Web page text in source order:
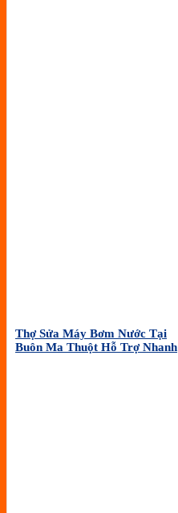
Thợ Sửa Máy Bơm Nước Tại
Buôn Ma Thuột Hỗ Trợ Nhanh